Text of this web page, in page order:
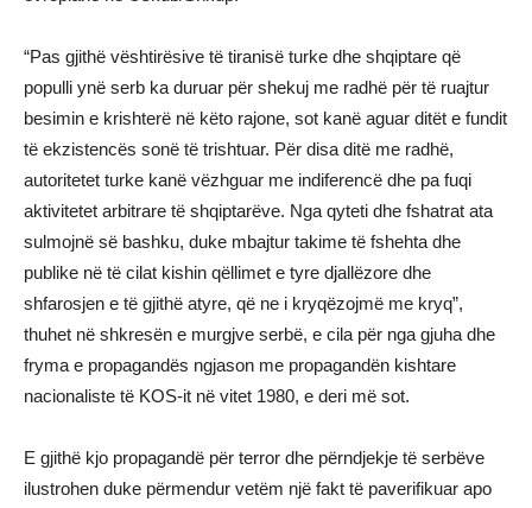
“Pas gjithë vështirësive të tiranisë turke dhe shqiptare që
populli ynë serb ka duruar për shekuj me radhë për të ruajtur
besimin e krishterë në këto rajone, sot kanë aguar ditët e fundit
të ekzistencës sonë të trishtuar. Për disa ditë me radhë,
autoritetet turke kanë vëzhguar me indiferencë dhe pa fuqi
aktivitetet arbitrare të shqiptarëve. Nga qyteti dhe fshatrat ata
sulmojnë së bashku, duke mbajtur takime të fshehta dhe
publike në të cilat kishin qëllimet e tyre djallëzore dhe
shfarosjen e të gjithë atyre, që ne i kryqëzojmë me kryq”,
thuhet në shkresën e murgjve serbë, e cila për nga gjuha dhe
fryma e propagandës ngjason me propagandën kishtare
nacionaliste të KOS-it në vitet 1980, e deri më sot.
E gjithë kjo propagandë për terror dhe përndjekje të serbëve
ilustrohen duke përmendur vetëm një fakt të paverifikuar apo